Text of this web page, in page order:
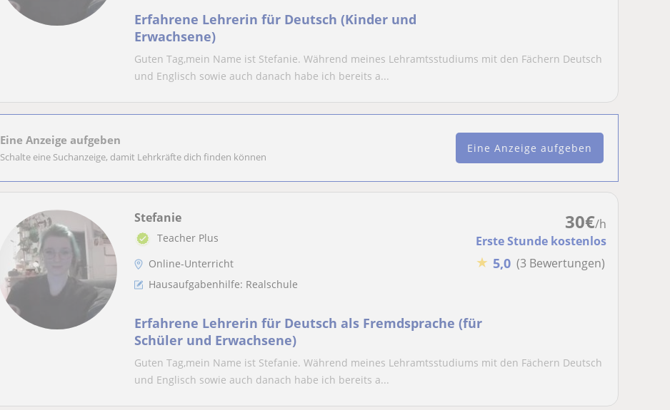
Erfahrene Lehrerin für Deutsch (Kinder und
Erwachsene)
Guten Tag,mein Name ist Stefanie. Während meines Lehramtsstudiums mit den Fächern Deutsch
und Englisch sowie auch danach habe ich bereits a...
Eine Anzeige aufgeben
Schalte eine Suchanzeige, damit Lehrkräfte dich finden können
Eine Anzeige aufgeben
30€/h
Erste Stunde kostenlos
★ 5,0 (3 Bewertungen)
Stefanie
Teacher Plus
Online-Unterricht
Hausaufgabenhilfe: Realschule
Erfahrene Lehrerin für Deutsch als Fremdsprache (für
Schüler und Erwachsene)
Guten Tag,mein Name ist Stefanie. Während meines Lehramtsstudiums mit den Fächern Deutsch
und Englisch sowie auch danach habe ich bereits a...